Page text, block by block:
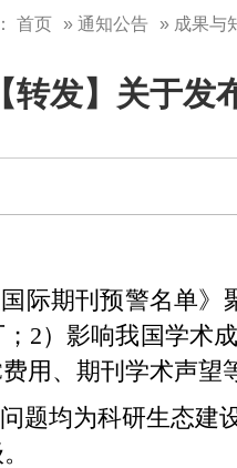
首页 » 通知公告 » 成果与
【转发】关于
际期刊预警名单》
2）影响我国学术
费用、期刊学术声望
题均为科研生态建
。